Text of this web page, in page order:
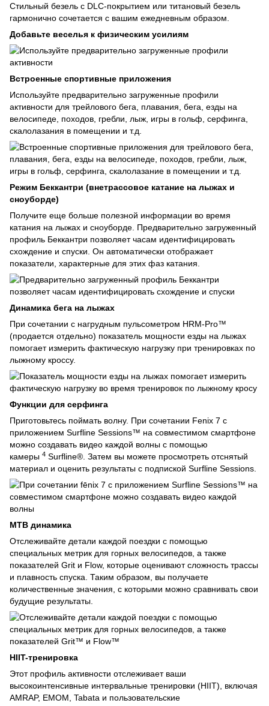
Стильный безель с DLC-покрытием или титановый безель
гармонично сочетается с вашим ежедневным образом.
Добавьте веселья к физическим усилиям
Встроенные спортивные приложения
Используйте предварительно загруженные профили
активности для трейлового бега, плавания, бега, езды на
велосипеде, походов, гребли, лыж, игры в гольф, серфинга,
скалолазания в помещении и т.д.
Режим Беккантри (внетрассовое катание на лыжах и
сноуборде)
Получите еще больше полезной информации во время
катания на лыжах и сноуборде. Предварительно загруженный
профиль Беккантри позволяет часам идентифицировать
схождение и спуски. Он автоматически отображает
показатели, характерные для этих фаз катания.
Динамика бега на лыжах
При сочетании с нагрудным пульсометром HRM-Pro™
(продается отдельно) показатель мощности езды на лыжах
помогает измерить фактическую нагрузку при тренировках по
лыжному кроссу.
Функции для серфинга
Приготовьтесь поймать волну. При сочетании Fenix 7 с
приложением Surfline Sessions™ на совместимом смартфоне
можно создавать видео каждой волны с помощью
камеры 4 Surfline®. Затем вы можете просмотреть отснятый
материал и оценить результаты с подпиской Surfline Sessions.
MTB динамика
Отслеживайте детали каждой поездки с помощью
специальных метрик для горных велосипедов, а также
показателей Grit и Flow, которые оценивают сложность трассы
и плавность спуска. Таким образом, вы получаете
количественные значения, с которыми можно сравнивать свои
будущие результаты.
HIIT-тренировка
Этот профиль активности отслеживает ваши
высокоинтенсивные интервальные тренировки (HIIT), включая
AMRAP, EMOM, Tabata и пользовательские